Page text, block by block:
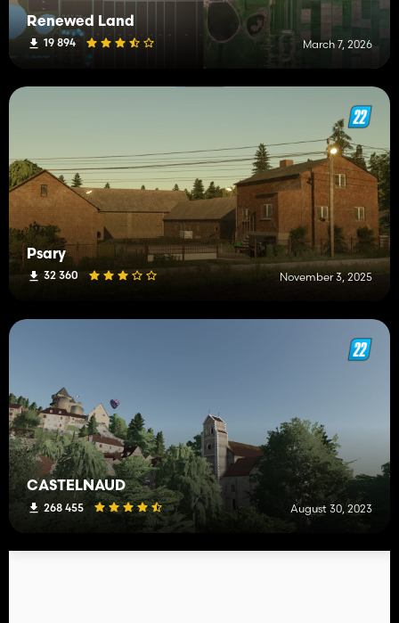
Renewed Land
19 894 March 7, 2026
Psary
32 360 November 3, 2025
CASTELNAUD
268 455 August 30, 2023